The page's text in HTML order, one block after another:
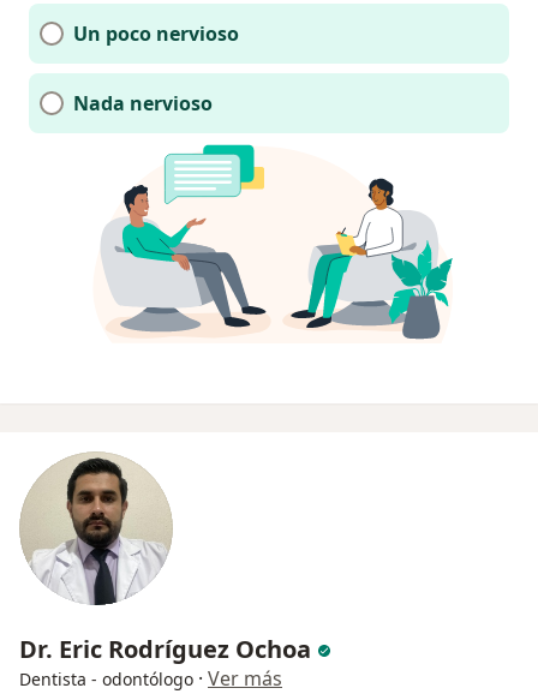
Un poco nervioso
Nada nervioso
Dr. Eric Rodríguez Ochoa
Dentista - odontólogo · Ver más